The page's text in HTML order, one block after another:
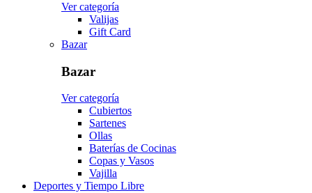
Ver categoría
Valijas
Gift Card
Bazar
Bazar
Ver categoría
Cubiertos
Sartenes
Ollas
Baterías de Cocinas
Copas y Vasos
Vajilla
Deportes y Tiempo Libre